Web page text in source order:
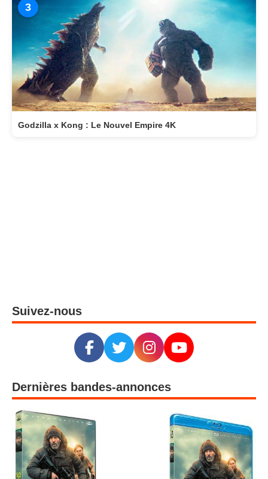
3
Godzilla x Kong : Le Nouvel Empire 4K
Suivez-nous
Dernières bandes-annonces